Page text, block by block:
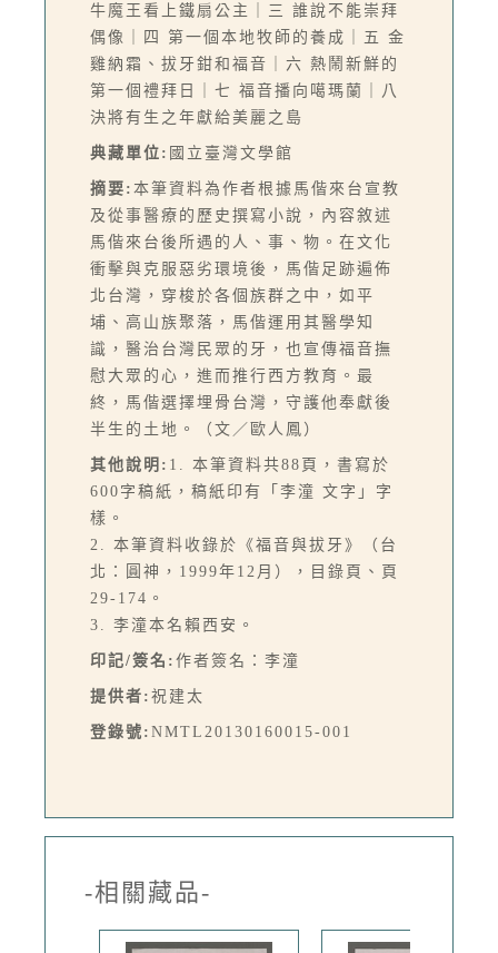
牛魔王看上鐵扇公主｜三 誰說不能崇拜
偶像｜四 第一個本地牧師的養成｜五 金
雞納霜、拔牙鉗和福音｜六 熱鬧新鮮的
第一個禮拜日｜七 福音播向噶瑪蘭｜八
決將有生之年獻給美麗之島
典藏單位: 國立臺灣文學館
摘要: 本筆資料為作者根據馬偕來台宣教
及從事醫療的歷史撰寫小說，內容敘述
馬偕來台後所遇的人、事、物。在文化
衝擊與克服惡劣環境後，馬偕足跡遍佈
北台灣，穿梭於各個族群之中，如平
埔、高山族聚落，馬偕運用其醫學知
識，醫治台灣民眾的牙，也宣傳福音撫
慰大眾的心，進而推行西方教育。最
終，馬偕選擇埋骨台灣，守護他奉獻後
半生的土地。（文／歐人鳳）
其他說明: 1. 本筆資料共88頁，書寫於
600字稿紙，稿紙印有「李潼 文字」字
樣。
2. 本筆資料收錄於《福音與拔牙》（台
北：圓神，1999年12月），目錄頁、頁
29-174。
3. 李潼本名賴西安。
印記/簽名: 作者簽名：李潼
提供者: 祝建太
登錄號: NMTL20130160015-001
-相關藏品-